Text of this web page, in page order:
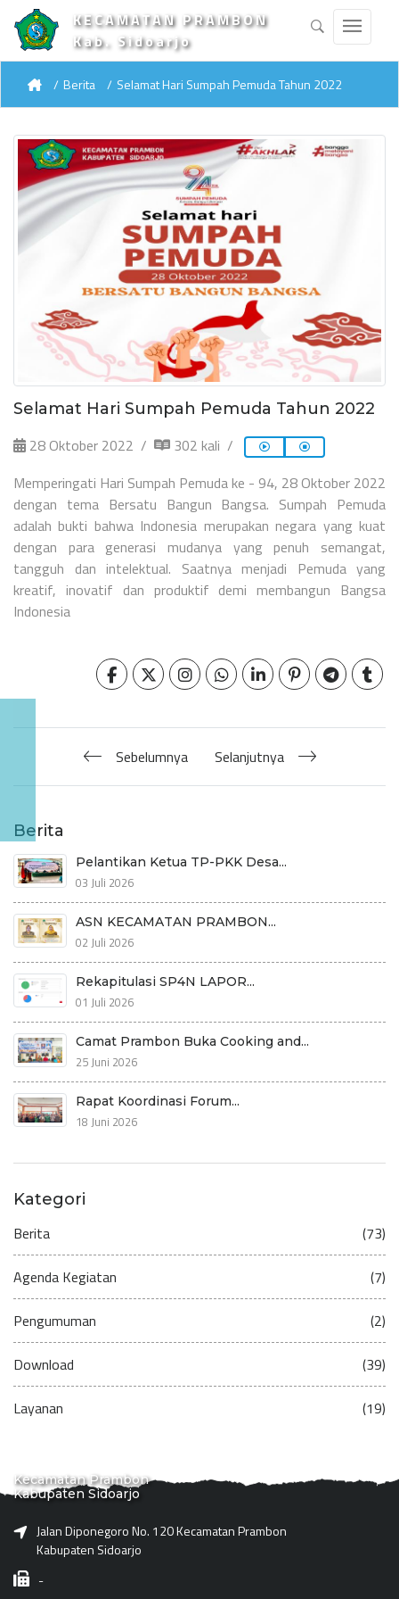
KECAMATAN PRAMBON
Kab. Sidoarjo
Berita Selamat Hari Sumpah Pemuda Tahun 2022
Selamat Hari Sumpah Pemuda Tahun 2022
28 Oktober 2022
302 kali
Memperingati Hari Sumpah Pemuda ke - 94, 28 Oktober 2022
dengan tema Bersatu Bangun Bangsa. Sumpah Pemuda
adalah bukti bahwa Indonesia merupakan negara yang kuat
dengan para generasi mudanya yang penuh semangat,
tangguh dan intelektual. Saatnya menjadi Pemuda yang
kreatif, inovatif dan produktif demi membangun Bangsa
Indonesia
Sebelumnya Selanjutnya
Berita
Pelantikan Ketua TP-PKK Desa...
03 Juli 2026
ASN KECAMATAN PRAMBON...
02 Juli 2026
Rekapitulasi SP4N LAPOR...
01 Juli 2026
Camat Prambon Buka Cooking and...
25 Juni 2026
Rapat Koordinasi Forum...
18 Juni 2026
Kategori
Berita (73)
Agenda Kegiatan (7)
Pengumuman (2)
Download (39)
Layanan (19)
Kecamatan Prambon
Kabupaten Sidoarjo
Jalan Diponegoro No. 120 Kecamatan Prambon
Kabupaten Sidoarjo
-